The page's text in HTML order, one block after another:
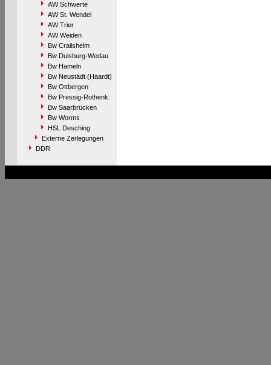
AW Schwerte
AW St. Wendel
AW Trier
AW Weiden
Bw Crailsheim
Bw Duisburg-Wedau
Bw Hameln
Bw Neustadt (Haardt)
Bw Ottbergen
Bw Pressig-Rothenk.
Bw Saarbrücken
Bw Worms
HSL Desching
Externe Zerlegungen
DDR